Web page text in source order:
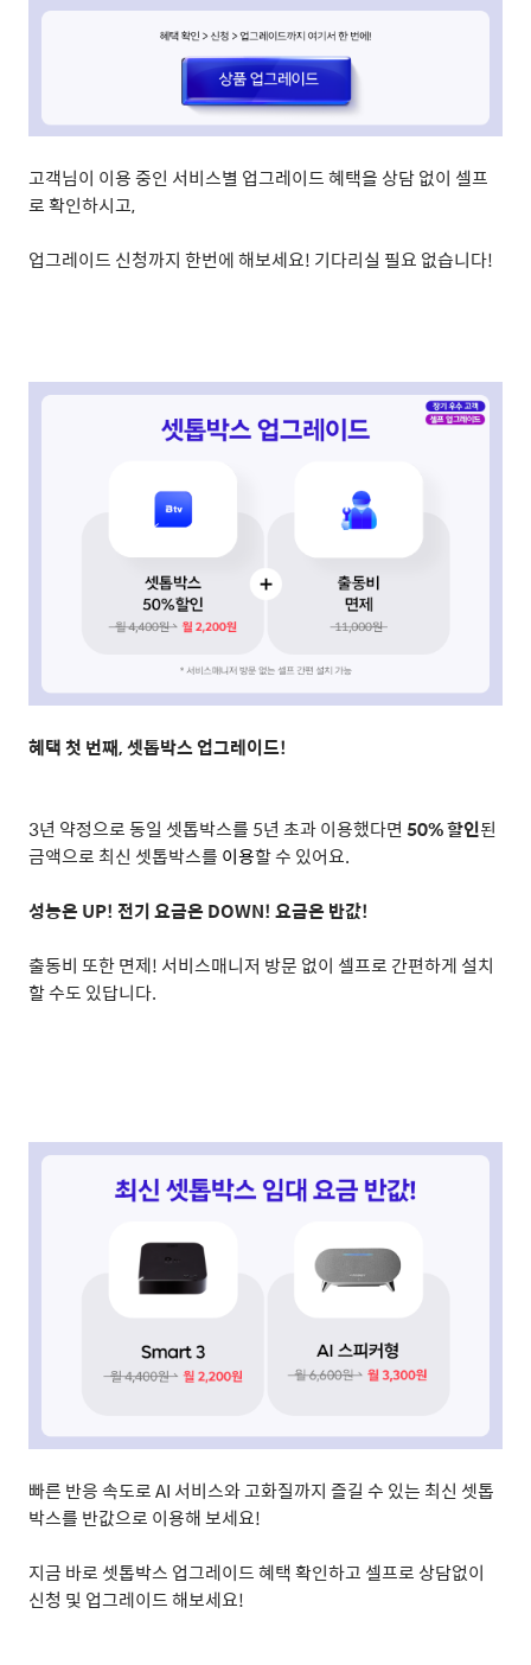
고객님이 이용 중인 서비스별 업그레이드 혜택을 상담 없이 셀프
로 확인하시고,
업그레이드 신청까지 한번에 해보세요! 기다리실 필요 없습니다!
혜택 첫 번째,셋톱박스 업그레이드!
3년 약정으로 동일 셋톱박스를 5년 초과 이용했다면 50%할인된
금액으로 최신 셋톱박스를 이용할 수 있어요.
성능은UP! 전기 요금은DOWN! 요금은 반값!
출동비 또한 면제! 서비스매니저 방문 없이 셀프로 간편하게 설치
할 수도 있답니다.
빠른 반응 속도로AI 서비스와 고화질까지 즐길 수 있는 최신 셋톱
박스를 반값으로 이용해 보세요!
지금 바로 셋톱박스 업그레이드 혜택 확인하고 셀프로 상담없이
신청 및 업그레이드 해보세요!